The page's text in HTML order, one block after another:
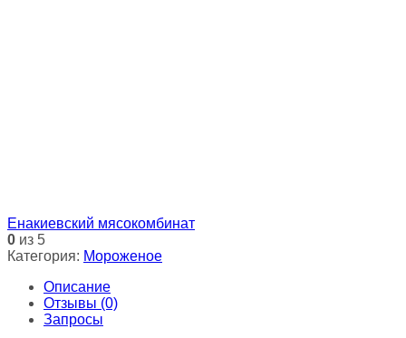
Енакиевский мясокомбинат
0 из 5
Категория: Мороженое
Описание
Отзывы (0)
Запросы